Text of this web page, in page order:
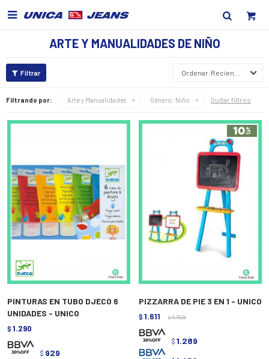

ARTE Y MANUALIDADES DE NIÑO
Recientes
Filtrando por: Arte y Manualidades Género: Niño Quitar filtros
PINTURAS EN TUBO DJECO 6
UNIDADES - UNICO
$ 1.290
$ 929
PIZZARRA DE PIE 3 EN 1 - UNICO
$ 1.611 $ 1.790
$ 1.289